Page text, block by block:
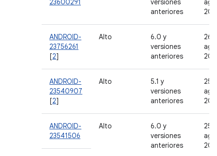
23600291
versiones
anteriores
ANDROID-
23756261
[2]
Alto
6.0 y
versiones
anteriores
26
ANDROID-
23540907
[2]
Alto
5.1 y
versiones
anteriores
25
ANDROID-
23541506
Alto
6.0 y
versiones
anteriores
25